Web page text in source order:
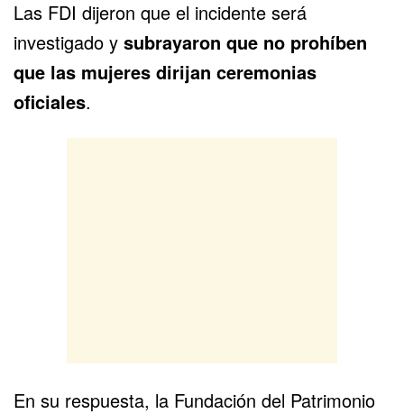
Las FDI dijeron que el incidente será
investigado y subrayaron que no prohíben
que las mujeres dirijan ceremonias
oficiales.
En su respuesta, la Fundación del Patrimonio